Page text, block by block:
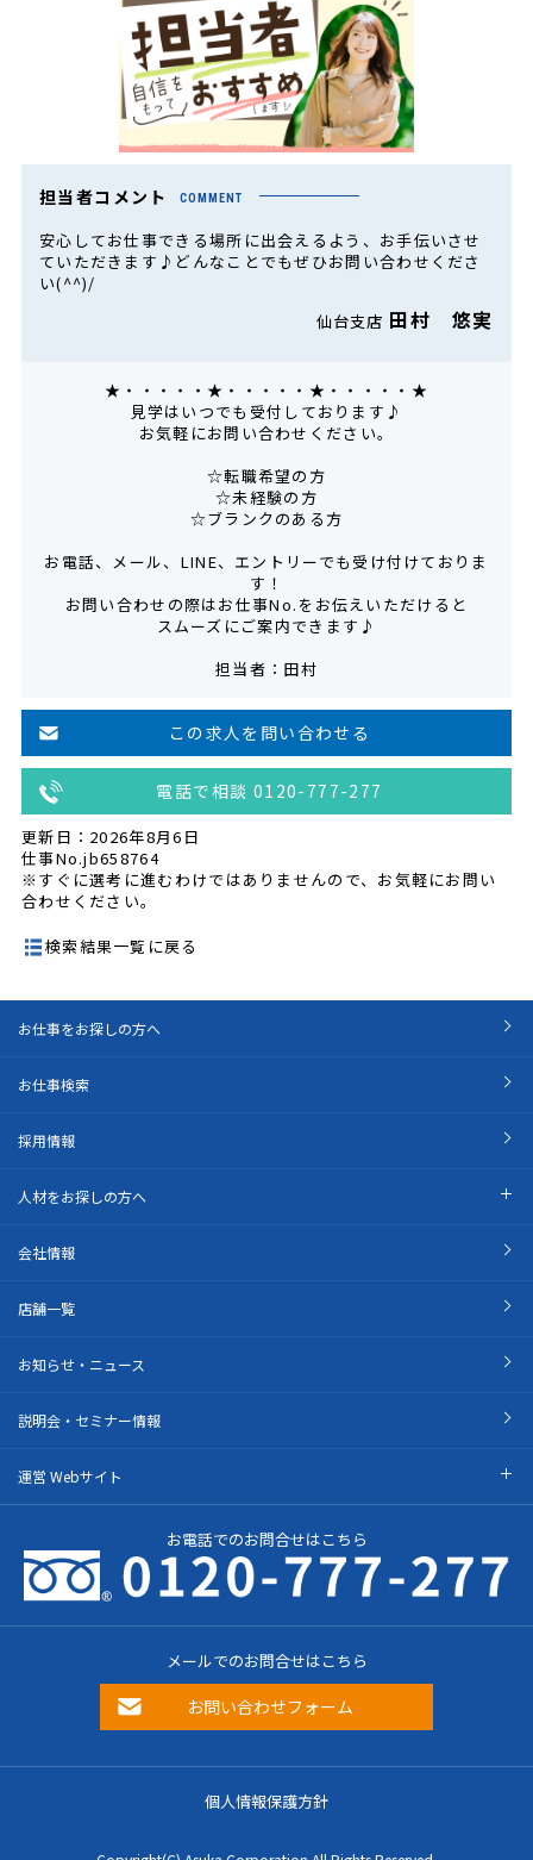
担当者コメント COMMENT
安心してお仕事できる場所に出会えるよう、お手伝いさせ
ていただきます♪どんなことでもぜひお問い合わせくださ
い(^^)/
仙台支店 田村 悠実
★・・・・・★・・・・・★・・・・・★
見学はいつでも受付しております♪
お気軽にお問い合わせください。
☆転職希望の方
☆未経験の方
☆ブランクのある方
お電話、メール、LINE、エントリーでも受け付けておりま
す！
お問い合わせの際はお仕事No.をお伝えいただけると
スムーズにご案内できます♪
担当者：田村
この求人を問い合わせる
電話で相談 0120-777-277
更新日：2026年8月6日
仕事No.jb658764
※すぐに選考に進むわけではありませんので、お気軽にお問い
合わせください。
検索結果一覧に戻る
お仕事をお探しの方へ
お仕事検索
採用情報
人材をお探しの方へ
会社情報
店舗一覧
お知らせ・ニュース
説明会・セミナー情報
運営 Webサイト
お電話でのお問合せはこちら
メールでのお問合せはこちら
お問い合わせフォーム
個人情報保護方針